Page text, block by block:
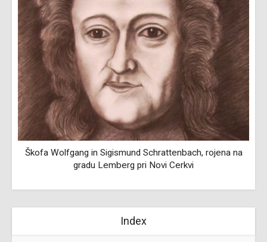
Škofa Wolfgang in Sigismund Schrattenbach, rojena na
gradu Lemberg pri Novi Cerkvi
Index